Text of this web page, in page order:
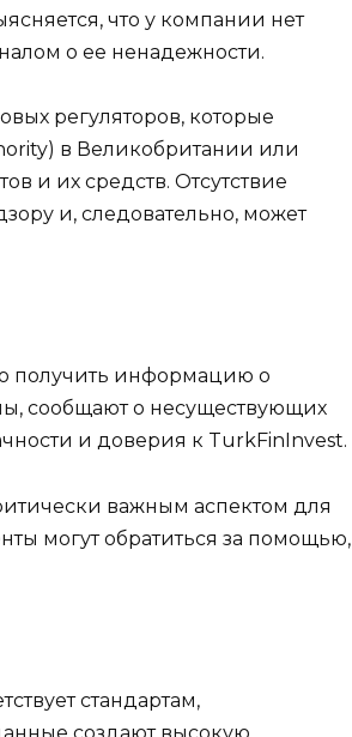
что у компании нет
о ее ненадежности.
регуляторов, которые
в Великобритании или
и их средств. Отсутствие
и, следовательно, может
получить информацию о
сообщают о несуществующих
и доверия к TurkFinInvest.
важным аспектом для
могут обратиться за помощью,
стандартам,